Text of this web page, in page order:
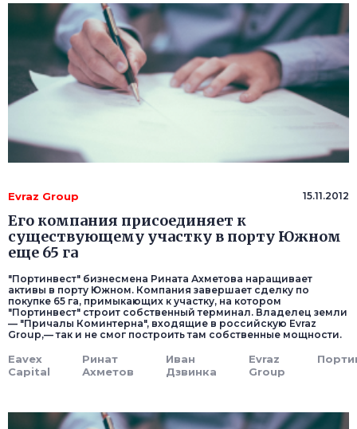
Evraz Group 15.11.2012
Его компания присоединяет к
существующему участку в порту Южном
еще 65 га
"Портинвест" бизнесмена Рината Ахметова наращивает
активы в порту Южном. Компания завершает сделку по
покупке 65 га, примыкающих к участку, на котором
"Портинвест" строит собственный терминал. Владелец земли
— "Причалы Коминтерна", входящие в российскую Evraz
Group,— так и не смог построить там собственные мощности.
Eavex
Capital
Ринат
Ахметов
Иван
Дзвинка
Evraz
Group